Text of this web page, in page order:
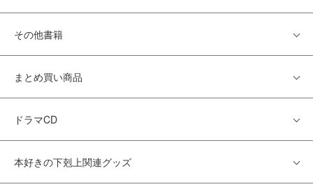
その他書籍
まとめ買い商品
ドラマCD
本好きの下剋上関連グッズ